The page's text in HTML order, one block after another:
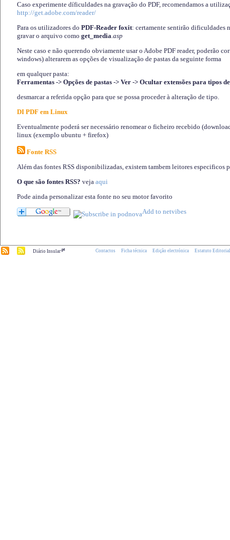
Caso experimente díficuldades na gravação do PDF, recomendamos a
http://get.adobe.com/reader/
Para os utilizadores do PDF-Reader foxit: certamente sentirão dificuldades
gravar o arquivo como get_media.asp
Neste caso e não querendo obviamente usar o Adobe PDF reader, poderão
windows) alterarem as opções de visualização de pastas da seguinte forma
em qualquer pasta:
Ferramentas -> Opções de pastas -> Ver -> Ocultar extensões para tipos
desmarcar a referida opção para que se possa proceder à alteração de tipo.
DI PDF em Linux
Eventualmente poderá ser necessário renomear o ficheiro recebido
linux (exemplo ubuntu + firefox)
Fonte RSS
Além das fontes RSS disponibilizadas, existem tambem leitores especificos
O que são fontes RSS? veja aqui
Pode ainda personalizar esta fonte no seu motor favorito
Diário Insular.pt Contactos Ficha técnica Edição electrónica Estatuto Editorial